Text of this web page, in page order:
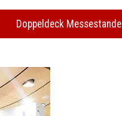
Doppeldeck Messestande